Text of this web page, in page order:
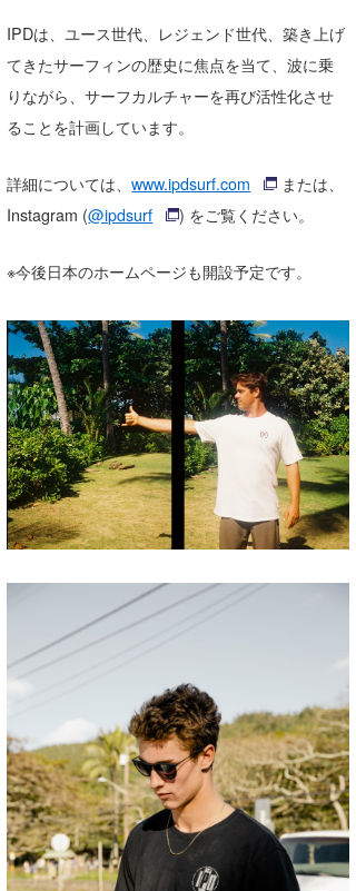
IPDは、ユース世代、レジェンド世代、築き上げ
てきたサーフィンの歴史に焦点を当て、波に乗
りながら、サーフカルチャーを再び活性化させ
ることを計画しています。
詳細については、www.ipdsurf.com
または、
Instagram (@ipdsurf ) をご覧ください。
※今後日本のホームページも開設予定です。